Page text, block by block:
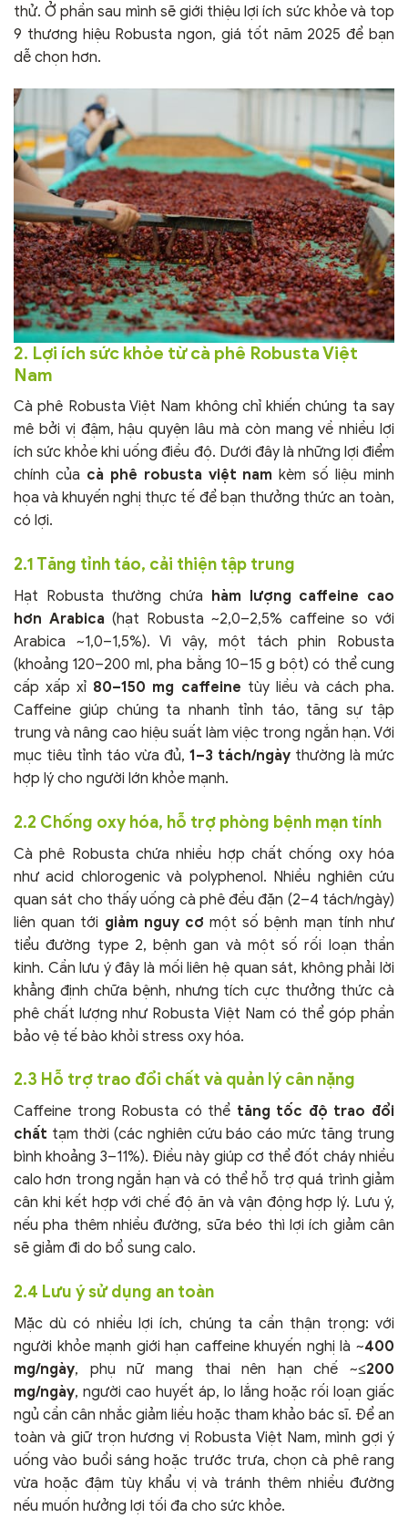
thử. Ở phần sau mình sẽ giới thiệu lợi ích sức khỏe và top
9 thương hiệu Robusta ngon, giá tốt năm 2025 để bạn
dễ chọn hơn.
2. Lợi ích sức khỏe từ cà phê Robusta Việt
Nam
Cà phê Robusta Việt Nam không chỉ khiến chúng ta say
mê bởi vị đậm, hậu quyện lâu mà còn mang về nhiều lợi
ích sức khỏe khi uống điều độ. Dưới đây là những lợi điểm
chính của cà phê robusta việt nam kèm số liệu minh
họa và khuyến nghị thực tế để bạn thưởng thức an toàn,
có lợi.
2.1 Tăng tỉnh táo, cải thiện tập trung
Hạt Robusta thường chứa hàm lượng caffeine cao
hơn Arabica (hạt Robusta ~2,0–2,5% caffeine so với
Arabica ~1,0–1,5%). Vì vậy, một tách phin Robusta
(khoảng 120–200 ml, pha bằng 10–15 g bột) có thể cung
cấp xấp xỉ 80–150 mg caffeine tùy liều và cách pha.
Caffeine giúp chúng ta nhanh tỉnh táo, tăng sự tập
trung và nâng cao hiệu suất làm việc trong ngắn hạn. Với
mục tiêu tỉnh táo vừa đủ, 1–3 tách/ngày thường là mức
hợp lý cho người lớn khỏe mạnh.
2.2 Chống oxy hóa, hỗ trợ phòng bệnh mạn tính
Cà phê Robusta chứa nhiều hợp chất chống oxy hóa
như acid chlorogenic và polyphenol. Nhiều nghiên cứu
quan sát cho thấy uống cà phê đều đặn (2–4 tách/ngày)
liên quan tới giảm nguy cơ một số bệnh mạn tính như
tiểu đường type 2, bệnh gan và một số rối loạn thần
kinh. Cần lưu ý đây là mối liên hệ quan sát, không phải lời
khẳng định chữa bệnh, nhưng tích cực thưởng thức cà
phê chất lượng như Robusta Việt Nam có thể góp phần
bảo vệ tế bào khỏi stress oxy hóa.
2.3 Hỗ trợ trao đổi chất và quản lý cân nặng
Caffeine trong Robusta có thể tăng tốc độ trao đổi
chất tạm thời (các nghiên cứu báo cáo mức tăng trung
bình khoảng 3–11%). Điều này giúp cơ thể đốt cháy nhiều
calo hơn trong ngắn hạn và có thể hỗ trợ quá trình giảm
cân khi kết hợp với chế độ ăn và vận động hợp lý. Lưu ý,
nếu pha thêm nhiều đường, sữa béo thì lợi ích giảm cân
sẽ giảm đi do bổ sung calo.
2.4 Lưu ý sử dụng an toàn
Mặc dù có nhiều lợi ích, chúng ta cần thận trọng: với
người khỏe mạnh giới hạn caffeine khuyến nghị là ~400
mg/ngày, phụ nữ mang thai nên hạn chế ~≤200
mg/ngày, người cao huyết áp, lo lắng hoặc rối loạn giấc
ngủ cần cân nhắc giảm liều hoặc tham khảo bác sĩ. Để an
toàn và giữ trọn hương vị Robusta Việt Nam, mình gợi ý
uống vào buổi sáng hoặc trước trưa, chọn cà phê rang
vừa hoặc đậm tùy khẩu vị và tránh thêm nhiều đường
nếu muốn hưởng lợi tối đa cho sức khỏe.